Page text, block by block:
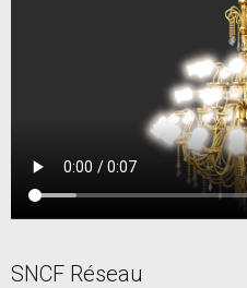
SNCF Réseau